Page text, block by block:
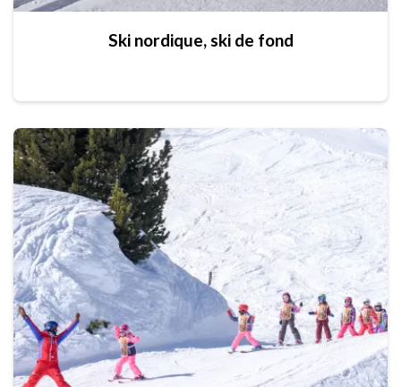
Ski nordique, ski de fond